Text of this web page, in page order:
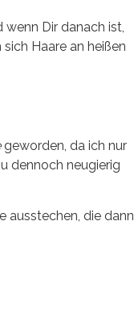
Dir danach ist,
Haare an heißen
geworden, da ich nur
dennoch neugierig
ausstechen, die dann